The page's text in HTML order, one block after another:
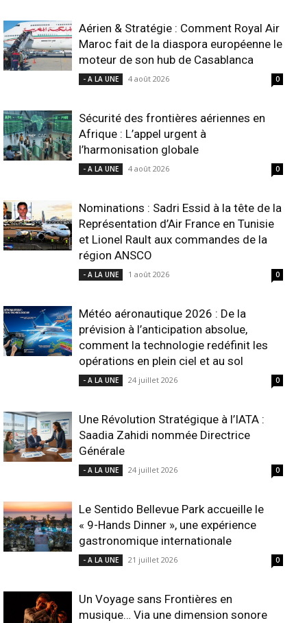
Aérien & Stratégie : Comment Royal Air
Maroc fait de la diaspora européenne le
moteur de son hub de Casablanca
- A LA UNE 4 août 2026 0
Sécurité des frontières aériennes en
Afrique : L’appel urgent à
l’harmonisation globale
- A LA UNE 4 août 2026 0
Nominations : Sadri Essid à la tête de la
Représentation d’Air France en Tunisie
et Lionel Rault aux commandes de la
région ANSCO
- A LA UNE 1 août 2026 0
Météo aéronautique 2026 : De la
prévision à l’anticipation absolue,
comment la technologie redéfinit les
opérations en plein ciel et au sol
- A LA UNE 24 juillet 2026 0
Une Révolution Stratégique à l’IATA :
Saadia Zahidi nommée Directrice
Générale
- A LA UNE 24 juillet 2026 0
Le Sentido Bellevue Park accueille le
« 9-Hands Dinner », une expérience
gastronomique internationale
- A LA UNE 21 juillet 2026 0
Un Voyage sans Frontières en
musique… Via une dimension sonore